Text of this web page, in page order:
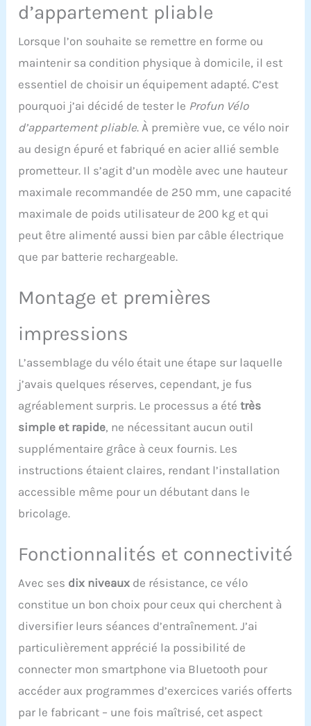
Le vélo d'appartement CV-
315 de Care Fitness
possède une console
avec 7 fonctions qui vous
assure de suivre vos
données
d'entrainements et
Gardez un œil sur vos
indicateurs de
performance en toute
simplicité. CARDIO-
TRAINING POUR TOUS : :
pratique, ce vélo
d’appartement pliable
s’adapte à votre rythme.
Son siège rembourré
optimal, même lors
d’efforts prolongés,
clin d’œil. Idéal pour une
pratique régulière,
jusqu’à 3 heures par
semaine, en toute liberté
depuis chez vous.
Vous n'aurez besoin que
de 0,5m² pour placer
votre nouveau vélo, qui
sera à votre disposition à
garantissant votre
séance. De plus, grâce
vous pouvez le déplacer
facilement à votre guise.
Nos ingénieurs ont
pensé à vous ! VELO
D'APPARTEMENT
PRATIQUE : Le vélo
d'appartement CV-315
possède un siège
d’appartement pliable
Lorsque l’on souhaite se remettre en forme ou
maintenir sa condition physique à domicile, il est
essentiel de choisir un équipement adapté. C’est
pourquoi j’ai décidé de tester le Profun Vélo
d’appartement pliable. À première vue, ce vélo noir
au design épuré et fabriqué en acier allié semble
prometteur. Il s’agit d’un modèle avec une hauteur
maximale recommandée de 250 mm, une capacité
maximale de poids utilisateur de 200 kg et qui
peut être alimenté aussi bien par câble électrique
que par batterie rechargeable.
Montage et premières
impressions
L’assemblage du vélo était une étape sur laquelle
j’avais quelques réserves, cependant, je fus
agréablement surpris. Le processus a ététrès
simple et rapide, ne nécessitant aucun outil
supplémentaire grâce à ceux fournis. Les
instructions étaient claires, rendant l’installation
accessible même pour un débutant dans le
bricolage.
Fonctionnalités et connectivité
Avec ses dix niveaux de résistance, ce vélo
constitue un bon choix pour ceux qui cherchent à
diversifier leurs séances d’entraînement. J’ai
particulièrement apprécié la possibilité de
connecter mon smartphone via Bluetooth pour
accéder aux programmes d’exercices variés offerts
par le fabricant – une fois maîtrisé, cet aspect